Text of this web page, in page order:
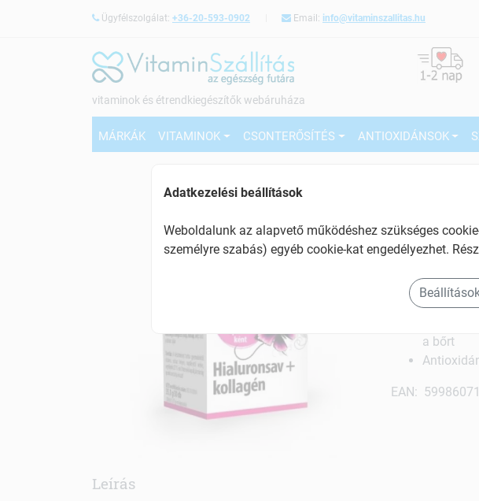
Ügyfélszolgálat: +36-20-593-0902 Email: info@vitaminszallitas.hu
vitaminok és étrendkiegészítők webáruháza
MÁRKÁK VITAMINOK CSONTERŐSÍTÉS ANTIOXIDÁNSOK
kapszula
A bőr
a bőrt
EAN:
Leírás
Adatkezelési beállítások
Weboldalunk az alapvető működéshez szükséges
személyre szabás) egyéb cookie-kat engedélyezhet.